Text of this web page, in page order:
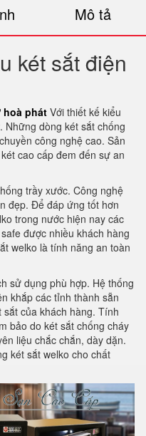
Mô tả
két sắt điện
hoà phát Với thiết kế kiểu
Những dòng két sắt chống
công nghệ cao. Sản
cao cấp đem đến sự an
trầy xước. Công nghệ
đẹp. Để đáp ứng tốt hơn
trong nước hiện nay các
được nhiều khách hàng
welko là tính năng an toàn
sử dụng phù hợp. Hệ thống
khắp các tỉnh thành sẵn
của khách hàng. Tính
bảo do két sắt chống cháy
liệu chắc chắn, dày dặn.
két sắt welko cho chất